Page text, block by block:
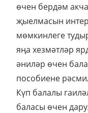
өчен бердәм
җыелмасын
мөмкинлеге
яңа хезмәтләр
әниләр өчен
пособиене
Күп балалы
баласы өчен